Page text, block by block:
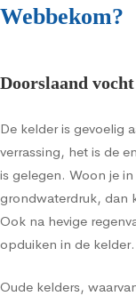
Webbekom?
Doorslaand
De kelder is gevoelig
verrassing, het is de
is gelegen. Woon je
grondwaterdruk, dan
Ook na hevige
opduiken in de kelder.
Oude kelders,